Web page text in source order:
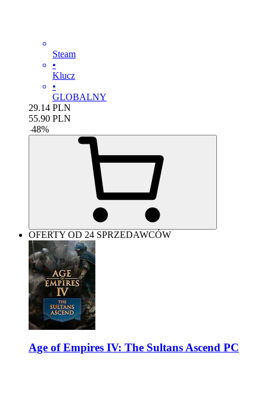
Steam
•
Klucz
•
GLOBALNY
29.14 PLN
55.90 PLN
-48%
OFERTY OD 24 SPRZEDAWCÓW
Age of Empires IV: The Sultans Ascend PC